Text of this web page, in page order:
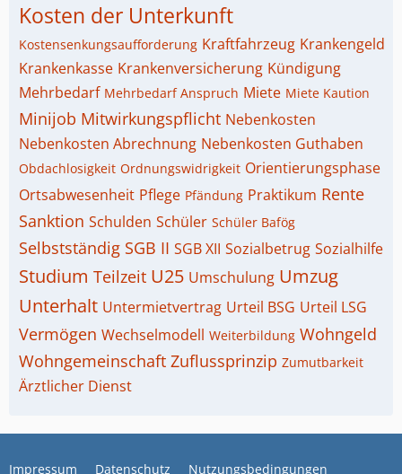
Kosten der Unterkunft
Kostensenkungsaufforderung Kraftfahrzeug Krankengeld
Krankenkasse Krankenversicherung Kündigung
Mehrbedarf Mehrbedarf Anspruch Miete Miete Kaution
Minijob Mitwirkungspflicht Nebenkosten
Nebenkosten Abrechnung Nebenkosten Guthaben
Obdachlosigkeit Ordnungswidrigkeit Orientierungsphase
Ortsabwesenheit Pflege Pfändung Praktikum Rente
Sanktion Schulden Schüler Schüler Bafög
Selbstständig SGB II SGB XII Sozialbetrug Sozialhilfe
Studium Teilzeit U25 Umschulung Umzug
Unterhalt Untermietvertrag Urteil BSG Urteil LSG
Vermögen Wechselmodell Weiterbildung Wohngeld
Wohngemeinschaft Zuflussprinzip Zumutbarkeit
Ärztlicher Dienst
Impressum Datenschutz Nutzungsbedingungen